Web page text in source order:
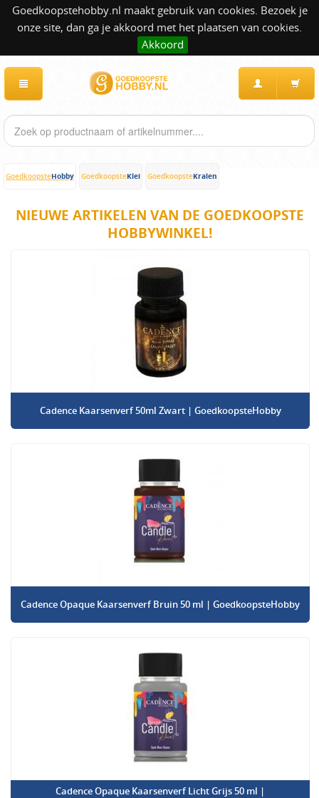
Goedkoopstehobby.nl maakt gebruik van cookies. Bezoek je
onze site, dan ga je akkoord met het plaatsen van cookies.
Akkoord
GoedkoopsteHobby GoedkoopsteKlei GoedkoopsteKralen
NIEUWE ARTIKELEN VAN DE GOEDKOOPSTE
HOBBYWINKEL!
Cadence Kaarsenverf 50ml Zwart | GoedkoopsteHobby
Cadence Opaque Kaarsenverf Bruin 50 ml | GoedkoopsteHobby
Cadence Opaque Kaarsenverf Licht Grijs 50 ml |